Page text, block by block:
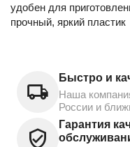
удобен для
прочный, яркий пластик
Быстро и
Наша
России и
Гарантия